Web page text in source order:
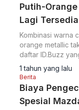
Putih-
Lagi Tersedia
Kombinasi warna
orange metallic
daftar ID.Buzz
1 tahun yang lalu
Berita
Biaya
Spesial